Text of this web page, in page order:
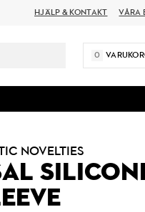
HJÄLP & KONTAKT VÅRA
0
NOVELTIES